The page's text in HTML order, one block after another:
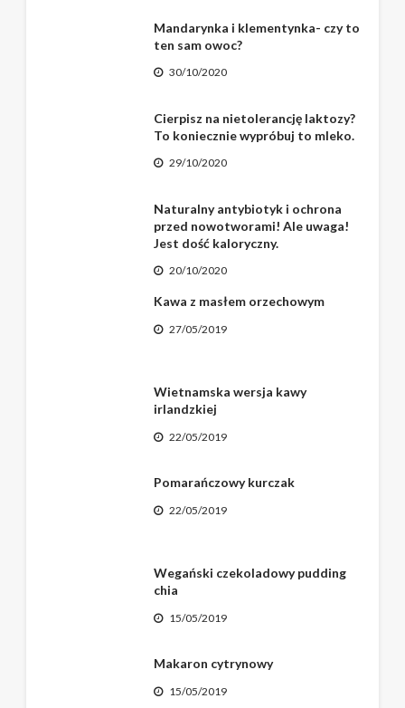
Mandarynka i klementynka- czy to
ten sam owoc?
30/10/2020
Cierpisz na nietolerancję laktozy?
To koniecznie wypróbuj to mleko.
29/10/2020
Naturalny antybiotyk i ochrona
przed nowotworami! Ale uwaga!
Jest dość kaloryczny.
20/10/2020
Kawa z masłem orzechowym
27/05/2019
Wietnamska wersja kawy
irlandzkiej
22/05/2019
Pomarańczowy kurczak
22/05/2019
Wegański czekoladowy pudding
chia
15/05/2019
Makaron cytrynowy
15/05/2019